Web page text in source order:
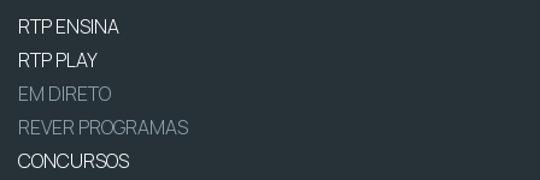
RTP ENSINA
RTP PLAY
EM DIRETO
REVER PROGRAMAS
CONCURSOS